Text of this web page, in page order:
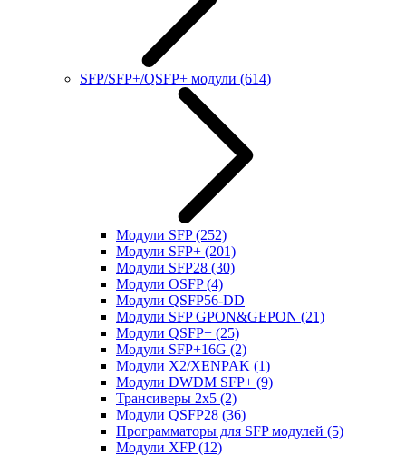
SFP/SFP+/QSFP+ модули (614)
Модули SFP(252)
Модули SFP+ (201)
Модули SFP28 (30)
Модули OSFP(4)
Модули QSFP56-DD
Модули SFP GPON&GEPON (21)
Модули QSFP+ (25)
Модули SFP+16G (2)
Модули X2/XENPAK (1)
Модули DWDM SFP+ (9)
Трансиверы 2x5 (2)
Модули QSFP28 (36)
Программаторы для SFP модулей (5)
Модули XFP(12)